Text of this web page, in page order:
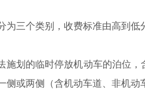
三个类别，收费标准由高到低
划的临时停放机动车的泊位
或两侧（含机动车道、非机动